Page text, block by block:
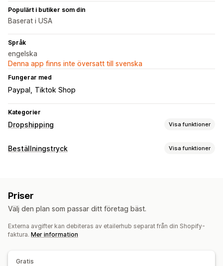
Populärt i butiker som din
Baserat i USA
Språk
engelska
Denna app finns inte översatt till svenska
Fungerar med
Paypal Tiktok Shop
Kategorier
Dropshipping Visa funktioner
Vilka produkter du kan köpa in
Sportprodukter
Företags- och kontorsprodukter
Inköpsställen
Beställningstryck Visa funktioner
Personlig anpassning
Väskor
Filtar Apparel Broderi Hattar Skor
Julklappar
Priser
Välj den plan som passar ditt företag bäst.
Externa avgifter kan debiteras av etailerhub separat från din Shopify-
faktura. Mer information
Gratis